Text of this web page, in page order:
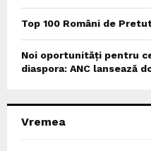
Top 100 Români de
Noi oportunități pentru
diaspora: ANC lansează
Vremea